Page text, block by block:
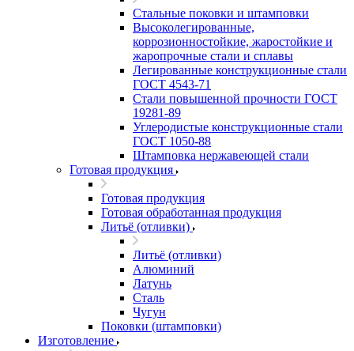
Стальные поковки и штамповки
Высоколегированные,
коррозионностойкие, жаростойкие и
жаропрочные стали и сплавы
Легированные конструкционные стали
ГОСТ 4543-71
Стали повышенной прочности ГОСТ
19281-89
Углеродистые конструкционные стали
ГОСТ 1050-88
Штамповка нержавеющей стали
Готовая продукция
Готовая продукция
Готовая обработанная продукция
Литьё (отливки)
Литьё (отливки)
Алюминий
Латунь
Сталь
Чугун
Поковки (штамповки)
Изготовление